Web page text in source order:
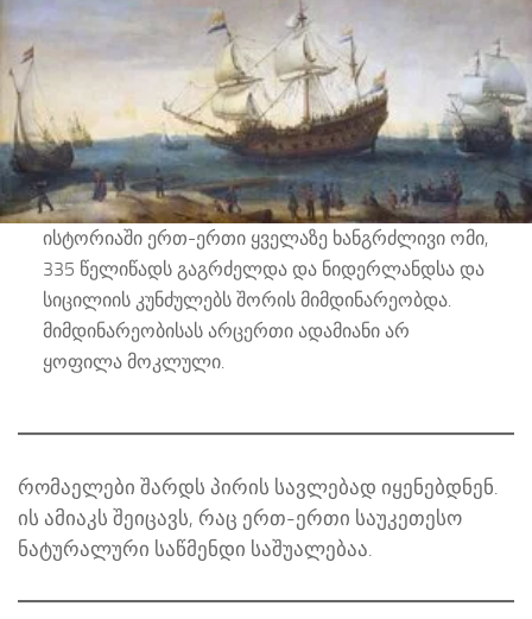
ისტორიაში ერთ-ერთი ყველაზე ხანგრძლივი ომი,
335 წელიწადს გაგრძელდა და ნიდერლანდსა და
სიცილიის კუნძულებს შორის მიმდინარეობდა.
მიმდინარეობისას არცერთი ადამიანი არ
ყოფილა მოკლული.
რომაელები შარდს პირის სავლებად იყენებდნენ.
ის ამიაკს შეიცავს, რაც ერთ-ერთი საუკეთესო
ნატურალური საწმენდი საშუალებაა.